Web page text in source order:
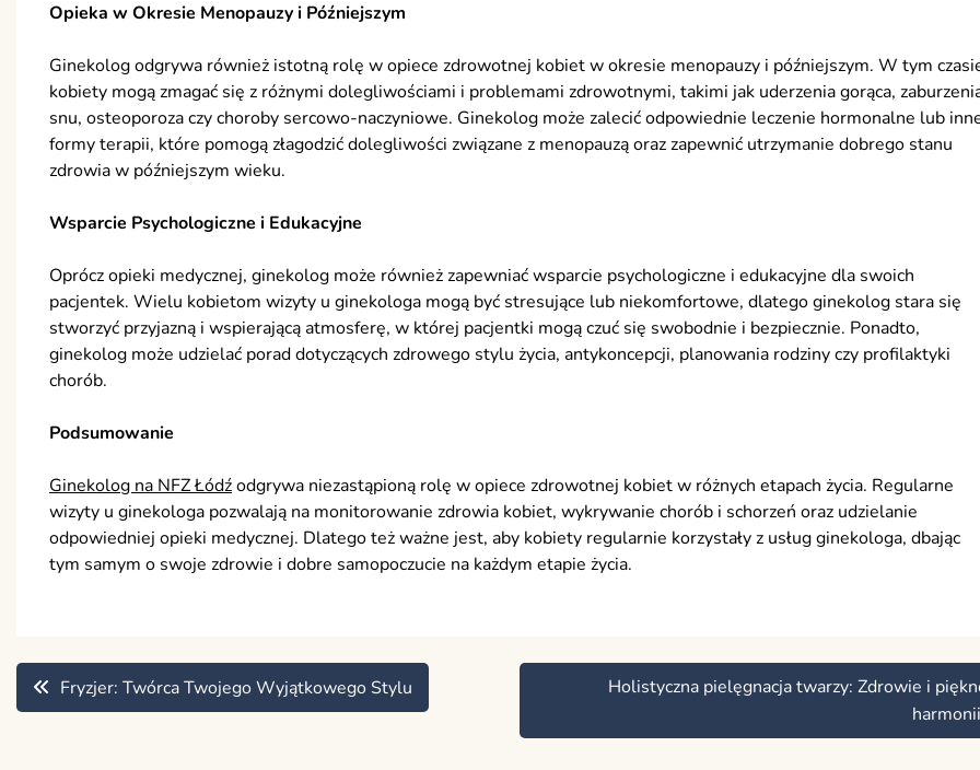
Opieka w Okresie Menopauzy i Późniejszym
Ginekolog odgrywa również istotną rolę w opiece zdrowotnej kobiet w okresie menopauzy i późniejszym. W tym
kobiety mogą zmagać się z różnymi dolegliwościami i problemami zdrowotnymi, takimi jak uderzenia gorąca,
snu, osteoporoza czy choroby sercowo-naczyniowe. Ginekolog może zalecić odpowiednie leczenie hormonalne lub
formy terapii, które pomogą złagodzić dolegliwości związane z menopauzą oraz zapewnić utrzymanie dobrego stanu
zdrowia w późniejszym wieku.
Wsparcie Psychologiczne i Edukacyjne
Oprócz opieki medycznej, ginekolog może również zapewniać wsparcie psychologiczne i edukacyjne dla swoich
pacjentek. Wielu kobietom wizyty u ginekologa mogą być stresujące lub niekomfortowe, dlatego ginekolog stara się
stworzyć przyjazną i wspierającą atmosferę, w której pacjentki mogą czuć się swobodnie i bezpiecznie. Ponadto,
ginekolog może udzielać porad dotyczących zdrowego stylu życia, antykoncepcji, planowania rodziny czy profilaktyki
chorób.
Podsumowanie
Ginekolog na NFZ Łódźodgrywa niezastąpioną rolę w opiece zdrowotnej kobiet w różnych etapach życia. Regularne
wizyty u ginekologa pozwalają na monitorowanie zdrowia kobiet, wykrywanie chorób i schorzeń oraz udzielanie
odpowiedniej opieki medycznej. Dlatego też ważne jest, aby kobiety regularnie korzystały z usług ginekologa, dbając
tym samym o swoje zdrowie i dobre samopoczucie na każdym etapie życia.
Nawigacja
Fryzjer: Twórca Twojego Wyjątkowego Stylu
Holistyczna pielęgnacja twarzy: Zdrowie i
harmonii